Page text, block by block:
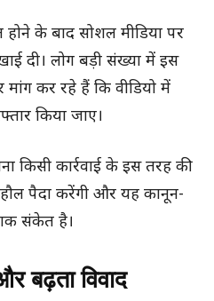
होने के बाद सोशल मीडिया पर
दी। लोग बड़ी संख्या में इस
कर रहे हैं कि वीडियो में
किया जाए।
किसी कार्रवाई के इस तरह की
पैदा करेंगी और यह कानून-
संकेत है।
बढ़ता विवाद